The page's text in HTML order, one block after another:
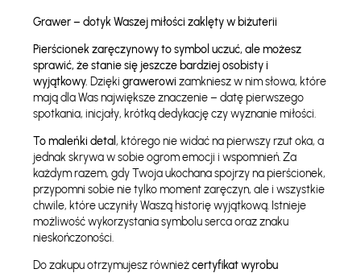
Grawer – dotyk Waszej miłości zaklęty w biżuterii
Pierścionek zaręczynowy to symbol uczuć, ale możesz
sprawić, że stanie się jeszcze bardziej osobisty i
wyjątkowy. Dzięki grawerowi zamkniesz w nim słowa, które
mają dla Was największe znaczenie – datę pierwszego
spotkania, inicjały, krótką dedykację czy wyznanie miłości.
To maleńki detal, którego nie widać na pierwszy rzut oka, a
jednak skrywa w sobie ogrom emocji i wspomnień. Za
każdym razem, gdy Twoja ukochana spojrzy na pierścionek,
przypomni sobie nie tylko moment zaręczyn, ale i wszystkie
chwile, które uczyniły Waszą historię wyjątkową. Istnieje
możliwość wykorzystania symbolu serca oraz znaku
nieskończoności.
Do zakupu otrzymujesz równieżcertyfikat wyrobu